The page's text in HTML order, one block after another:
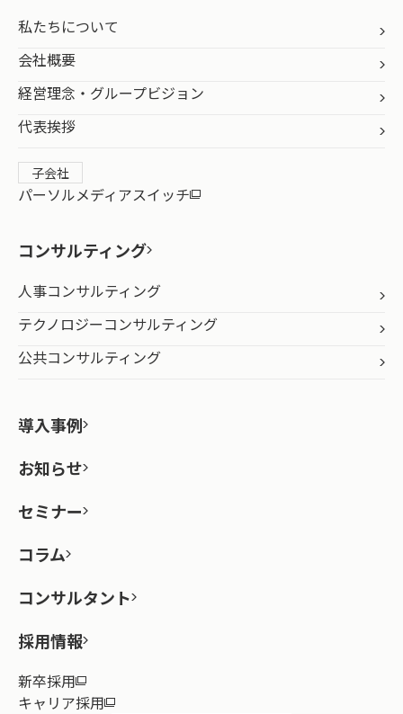
私たちについて
会社概要
経営理念・グループビジョン
代表挨拶
子会社
パーソルメディアスイッチ
コンサルティング
人事コンサルティング
テクノロジーコンサルティング
公共コンサルティング
導入事例
お知らせ
セミナー
コラム
コンサルタント
採用情報
新卒採用
キャリア採用